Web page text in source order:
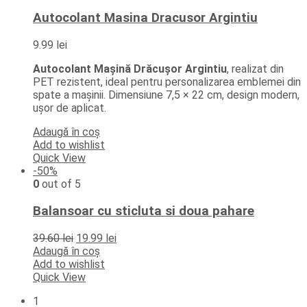
Autocolant Masina Dracusor Argintiu
9.99 lei
Autocolant Mașină Drăcușor Argintiu, realizat din
PET rezistent, ideal pentru personalizarea emblemei din
spate a mașinii. Dimensiune 7,5 × 22 cm, design modern,
ușor de aplicat.
Adaugă în coș
Add to wishlist
Quick View
-50%
0 out of 5
Balansoar cu sticluta si doua pahare
39.60lei Prețul
inițial
a
fost:
19.99 leiPrețul
Adaugă în coș
Add to wishlist
Quick View
1